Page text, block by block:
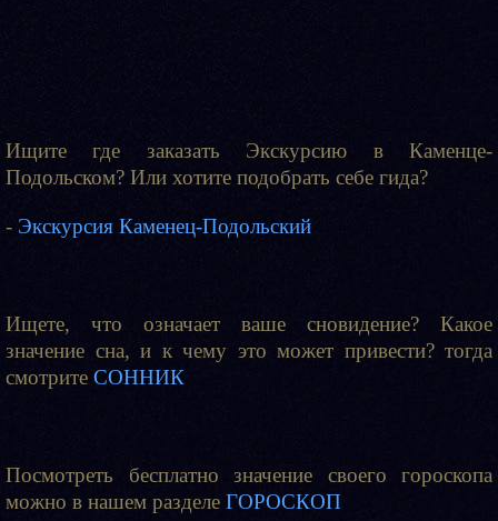
Ищите где заказать Экскурсию в Каменце-
Подольском? Или хотите подобрать себе гида?
- Экскурсия Каменец-Подольский
Ищете, что означает ваше сновидение? Какое
значение сна, и к чему это может привести? тогда
смотрите СОННИК
Посмотреть бесплатно значение своего гороскопа
можно в нашем разделе ГОРОСКОП